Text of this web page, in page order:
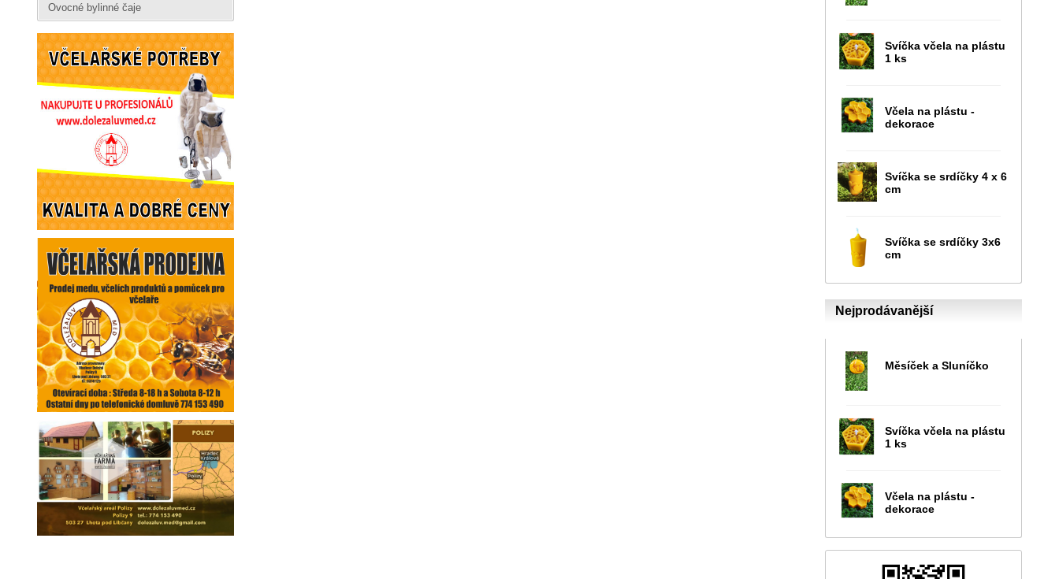
Ovocné bylinné čaje
Svíčka včela na plástu
1 ks
Včela na plástu -
dekorace
Svíčka se srdíčky 4 x 6
cm
Svíčka se srdíčky 3x6
cm
Nejprodávanější
Měsíček a Sluníčko
Svíčka včela na plástu
1 ks
Včela na plástu -
dekorace